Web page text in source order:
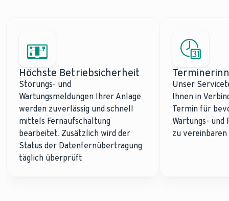
Höchste Betriebsicherheit
Störungs- und
Wartungsmeldungen Ihrer Anlage
werden zuverlässig und schnell
mittels Fernaufschaltung
bearbeitet. Zusätzlich wird der
Status der Datenfernübertragung
täglich überprüft
Unser
Ihnen in
Termin für
Wartungs- und
zu vereinbaren